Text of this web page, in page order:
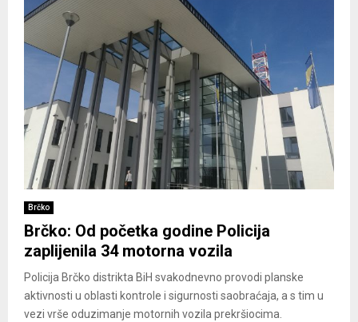
Brčko
Brčko: Od početka godine Policija
zaplijenila 34 motorna vozila
Policija Brčko distrikta BiH svakodnevno provodi planske
aktivnosti u oblasti kontrole i sigurnosti saobraćaja, a s tim u
vezi vrše oduzimanje motornih vozila prekršiocima.